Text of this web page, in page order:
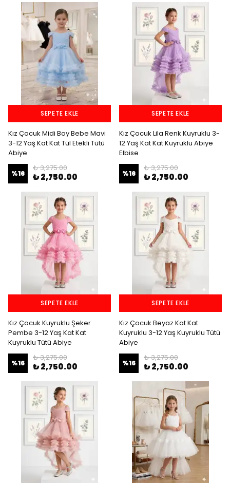
SEPETE EKLE
Kız Çocuk Midi Boy Bebe Mavi
3-12 Yaş Kat Kat Tül Etekli Tütü
Abiye
%16
₺ 3,275.00
₺ 2,750.00
SEPETE EKLE
Kız Çocuk Lila Renk Kuyruklu 3-
12 Yaş Kat Kat Kuyruklu Abiye
Elbise
%16
₺ 3,275.00
₺ 2,750.00
SEPETE EKLE
Kız Çocuk Kuyruklu Şeker
Pembe 3-12 Yaş Kat Kat
Kuyruklu Tütü Abiye
%16
₺ 3,275.00
₺ 2,750.00
SEPETE EKLE
Kız Çocuk Beyaz Kat Kat
Kuyruklu 3-12 Yaş Kuyruklu Tütü
Abiye
%16
₺ 3,275.00
₺ 2,750.00